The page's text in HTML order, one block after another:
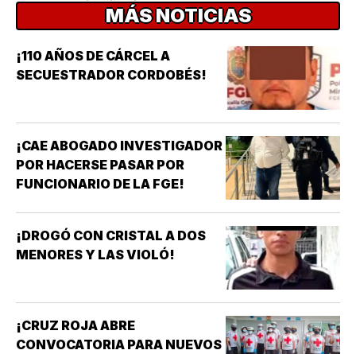
MÁS NOTICIAS
¡110 AÑOS DE CÁRCEL A
SECUESTRADOR CORDOBÉS!
¡CAE ABOGADO INVESTIGADOR
POR HACERSE PASAR POR
FUNCIONARIO DE LA FGE!
¡DROGÓ CON CRISTAL A DOS
MENORES Y LAS VIOLÓ!
¡CRUZ ROJA ABRE
CONVOCATORIA PARA NUEVOS